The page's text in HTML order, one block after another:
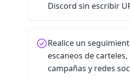
Discord sin escribir
Realice un
escaneos de carteles,
campañas y redes